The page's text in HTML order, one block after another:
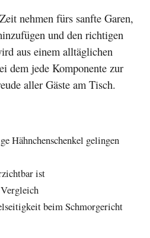
nehmen fürs sanfte Garen,
und den richtigen
aus einem alltäglichen
dem jede Komponente zur
aller Gäste am Tisch.
Hähnchenschenkel gelingen
ist
beim Schmorgericht